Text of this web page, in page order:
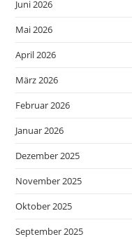
Juni 2026
Mai 2026
April 2026
März 2026
Februar 2026
Januar 2026
Dezember 2025
November 2025
Oktober 2025
September 2025